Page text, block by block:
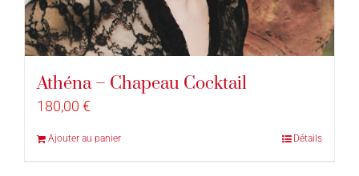
Athéna – Chapeau Cocktail
180,00 €
Ajouter au panier Détails